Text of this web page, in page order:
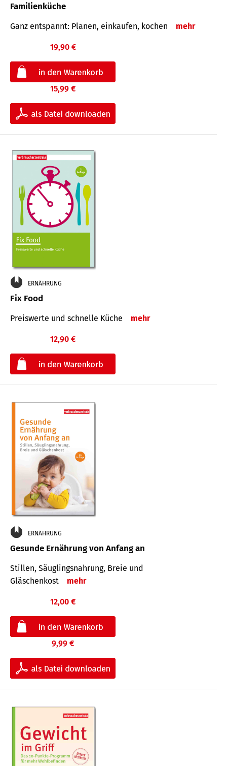
Familienküche
Ganz entspannt: Planen, einkaufen, kochen mehr
19,90 €
15,99 €
ERNÄHRUNG
Fix Food
Preiswerte und schnelle Küche mehr
12,90 €
ERNÄHRUNG
Gesunde Ernährung von Anfang an
Stillen, Säuglingsnahrung, Breie und
Gläschenkost
mehr
12,00 €
9,99 €